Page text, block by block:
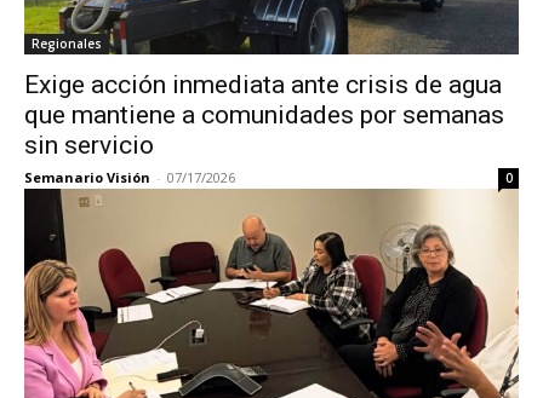
Regionales
Exige acción inmediata ante crisis de agua
que mantiene a comunidades por semanas
sin servicio
Semanario Visión - 07/17/2026 0